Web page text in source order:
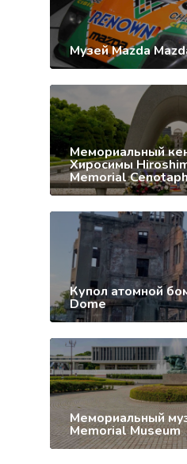
Музей Mazda
Мемориальный
Хиросимы
Memorial
Купол атомной
Dome
Мемориальный
Memorial Museum